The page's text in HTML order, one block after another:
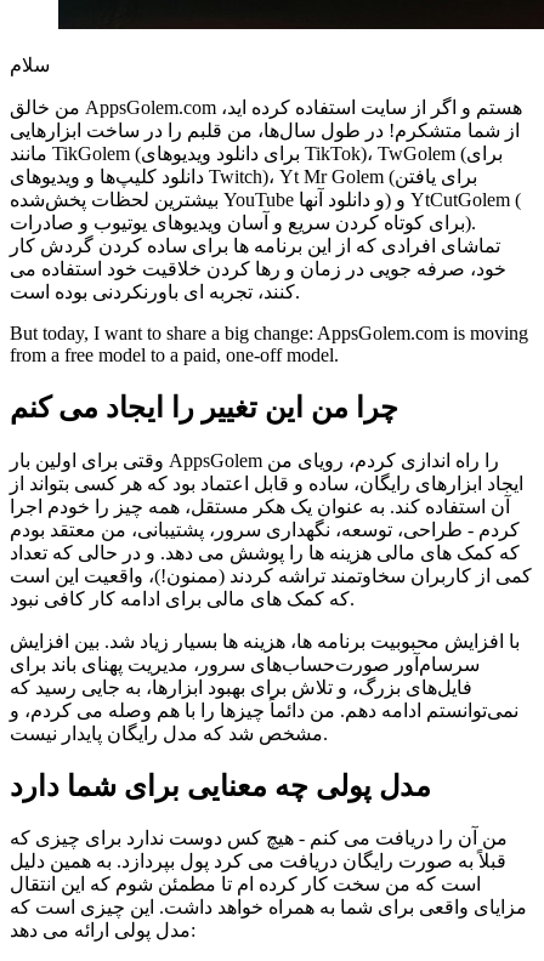
سلام
من خالق AppsGolem.com هستم و اگر از سایت استفاده کرده اید،
از شما متشکرم! در طول سال‌ها، من قلبم را در ساخت ابزارهایی
مانند TikGolem (برای دانلود ویدیوهای TikTok)، TwGolem (برای
دانلود کلیپ‌ها و ویدیوهای Twitch)، Yt Mr Golem (برای یافتن
بیشترین لحظات پخش‌شده YouTube و دانلود آنها) و YtCutGolem (
برای کوتاه کردن سریع و آسان ویدیوهای یوتیوب و صادرات).
تماشای افرادی که از این برنامه ها برای ساده کردن گردش کار
خود، صرفه جویی در زمان و رها کردن خلاقیت خود استفاده می
کنند، تجربه ای باورنکردنی بوده است.
But today, I want to share a big change: AppsGolem.com is moving
from a free model to a paid, one-off model.
چرا من این تغییر را ایجاد می کنم
وقتی برای اولین بار AppsGolem را راه اندازی کردم، رویای من
ایجاد ابزارهای رایگان، ساده و قابل اعتماد بود که هر کسی بتواند از
آن استفاده کند. به عنوان یک هکر مستقل، همه چیز را خودم اجرا
کردم - طراحی، توسعه، نگهداری سرور، پشتیبانی، من معتقد بودم
که کمک های مالی هزینه ها را پوشش می دهد. و در حالی که تعداد
کمی از کاربران سخاوتمند تراشه کردند (ممنون!)، واقعیت این است
که کمک های مالی برای ادامه کار کافی نبود.
با افزایش محبوبیت برنامه ها، هزینه ها بسیار زیاد شد. بین افزایش
سرسام‌آور صورت‌حساب‌های سرور، مدیریت پهنای باند برای
فایل‌های بزرگ، و تلاش برای بهبود ابزارها، به جایی رسید که
نمی‌توانستم ادامه دهم. من دائماً چیزها را با هم وصله می کردم، و
مشخص شد که مدل رایگان پایدار نیست.
مدل پولی چه معنایی برای شما دارد
من آن را دریافت می کنم - هیچ کس دوست ندارد برای چیزی که
قبلاً به صورت رایگان دریافت می کرد پول بپردازد. به همین دلیل
است که من سخت کار کرده ام تا مطمئن شوم که این انتقال
مزایای واقعی برای شما به همراه خواهد داشت. این چیزی است که
مدل پولی ارائه می دهد: